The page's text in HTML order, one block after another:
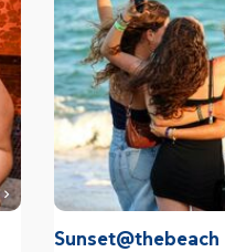
foto
Sunset@thebeach